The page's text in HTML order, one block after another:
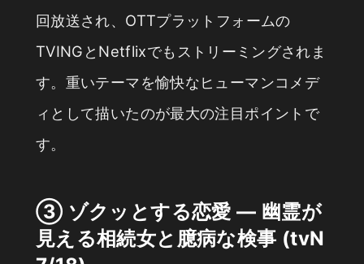
回放送され、OTTプラットフォームの
TVINGとNetflixでもストリーミングされま
す。重いテーマを愉快なヒューマンコメデ
ィとして描いたのが最大の注目ポイントで
す。
③ ゾクッとする恋愛 — 幽霊が
見える相続女と臆病な検事 (tvN